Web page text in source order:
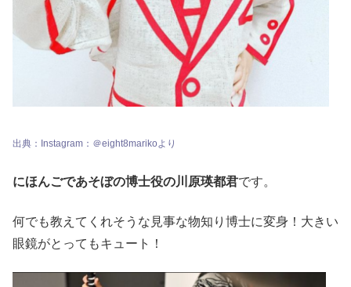
出典：Instagram：＠eight8marikoより
にほんごであそぼの博士役の川原瑛都君です。
何でも教えてくれそうな見事な物知り博士に変身！大きい
眼鏡がとってもキュート！